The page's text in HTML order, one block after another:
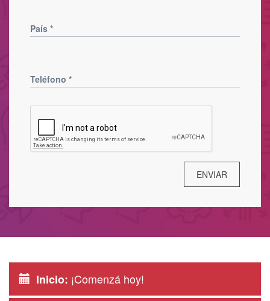
País *
Teléfono *
Inicio: ¡Comenzá hoy!